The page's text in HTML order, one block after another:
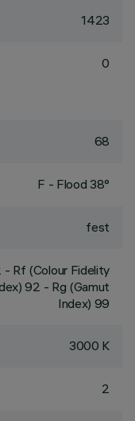
1423
0
68
F - Flood 38°
fest
- Rf (Colour Fidelity
92 - Rg (Gamut
Index) 99
3000 K
2